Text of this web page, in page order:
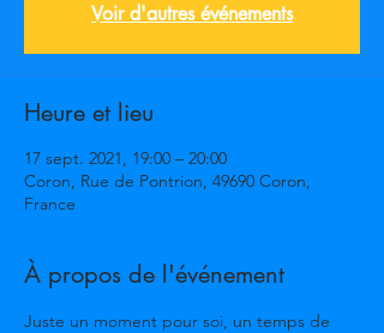
Voir d'autres événements
Heure et lieu
17 sept. 2021, 19:00 – 20:00
Coron, Rue de Pontrion, 49690 Coron,
France
À propos de l'événement
Juste un moment pour soi, un temps de